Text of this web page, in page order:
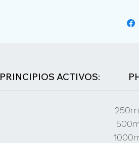
PRINCIPIOS ACTIVOS: